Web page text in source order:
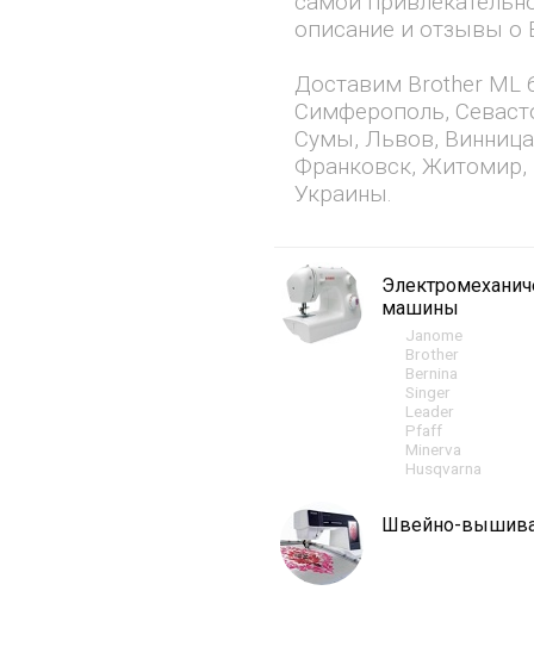
описание и отзывы о
Доставим Brother ML
Симферополь,
Сумы, Львов,
Франковск, Житомир,
Украины.
машины
Janome
Brother
Bernina
Singer
Leader
Pfaff
Minerva
Husqvarna
Швейно-